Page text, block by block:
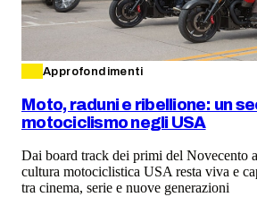
Approfondimenti
Moto, raduni e ribellione: un
motociclismo negli USA
Dai board track dei primi del Novecento
cultura motociclistica USA resta viva e
tra cinema, serie e nuove generazioni